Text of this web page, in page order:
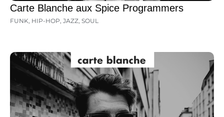
Carte Blanche aux Spice Programmers
FUNK, HIP-HOP, JAZZ, SOUL